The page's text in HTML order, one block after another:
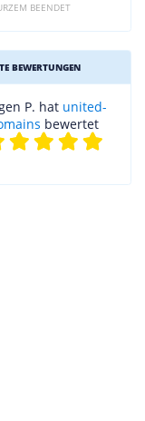
BEENDET
BEWERTUNGEN
P. hat united-
bewertet